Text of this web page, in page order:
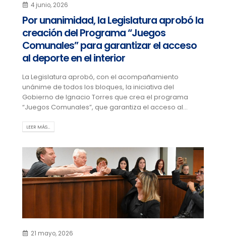
4 junio, 2026
Por unanimidad, la Legislatura aprobó la
creación del Programa “Juegos
Comunales” para garantizar el acceso
al deporte en el interior
La Legislatura aprobó, con el acompañamiento
unánime de todos los bloques, la iniciativa del
Gobierno de Ignacio Torres que crea el programa
“Juegos Comunales”, que garantiza el acceso al...
LEER MÁS…
21 mayo, 2026